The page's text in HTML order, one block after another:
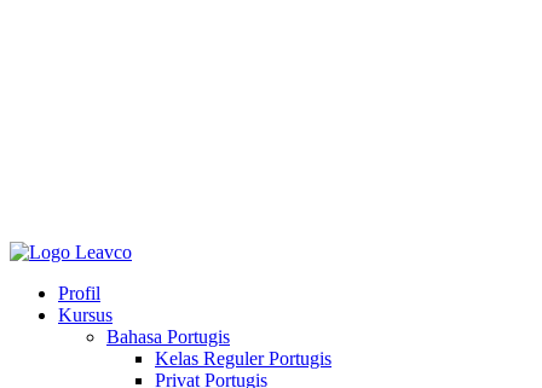
Profil
Kursus
Bahasa Portugis
Kelas Reguler Portugis
Privat Portugis